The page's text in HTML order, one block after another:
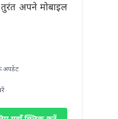
अपने मोबाइल
अपडेट